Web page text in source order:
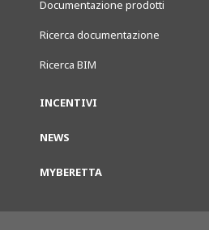
Documentazione prodotti
Ricerca documentazione
Ricerca BIM
INCENTIVI
NEWS
MYBERETTA